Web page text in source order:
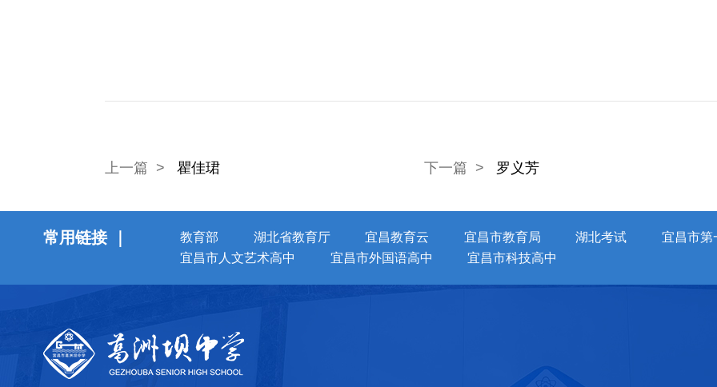
上一篇 > 瞿佳珺 下一篇 > 罗义芳
常用链接 ｜ 教育部 湖北省教育厅 宜昌教育云 宜昌市教育局 湖北考试 宜昌市第
宜昌市人文艺术高中
宜昌市外国语高中 宜昌市科技高中